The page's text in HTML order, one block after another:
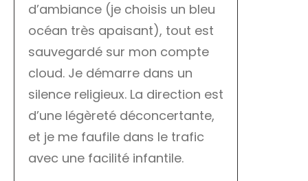
d’ambiance (je choisis un bleu
océan très apaisant), tout est
sauvegardé sur mon compte
cloud. Je démarre dans un
silence religieux. La direction est
d’une légèreté déconcertante,
et je me faufile dans le trafic
avec une facilité infantile.